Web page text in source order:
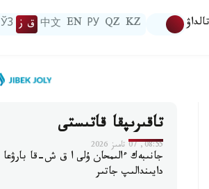
تالداۋ KZ
QZ
РУ
EN
中文 ق ز ЎЗ
تاقىرىپقا قاتىستى
08:55, 07 تامىز 2026
جانىبەك ءالىمحان ۇلى ا ق ش-قا بارۋعا
دايىندالىپ جاتىر